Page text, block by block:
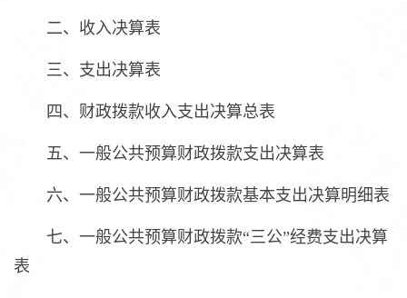
二、收入决算表
三、支出决算表
四、财政拨款收入支出决算总表
五、一般公共预算财政拨款支出决算表
六、一般公共预算财政拨款基本支出决算明细表
七、一般公共预算财政拨款“三公”经费支出决算
表